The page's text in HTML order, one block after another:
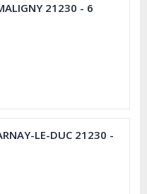
21230 - 6
LE-DUC 21230 -